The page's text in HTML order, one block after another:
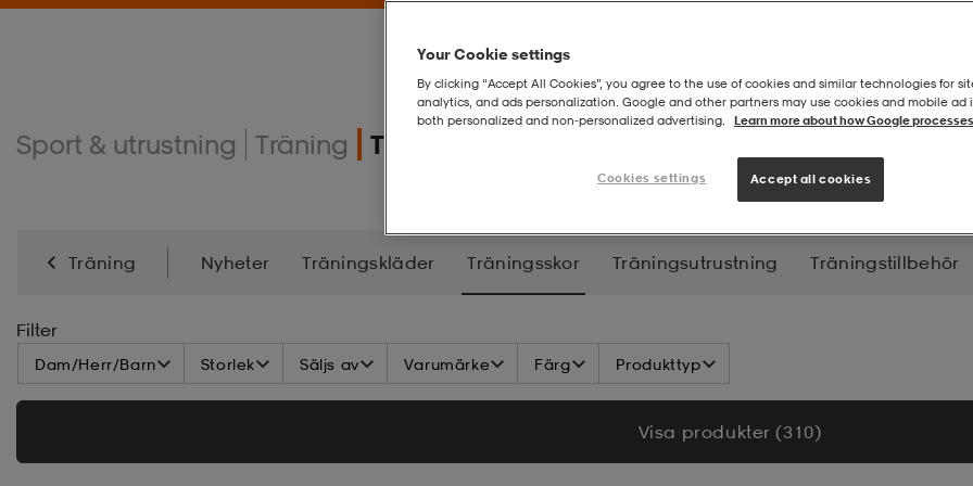
Sport & utrustning Träning Träningsskor
Träning Nyheter Träningskläder Träningsskor Träningsutrustning Träningstillbehör
Energi
Filter
Dam/Herr/Barn Storlek Säljs av Varumärke Färg Produkttyp
Visa produkter (310)
Your Cookie settings
By clicking “Accept All Cookies”, you agree to the use of cookies and similar technologies for
analytics, and ads personalization. Google and other partners may use cookies and mobile ad
both personalized and non‑personalized advertising.
Learn more about how Google
Cookies settings Accept all cookies